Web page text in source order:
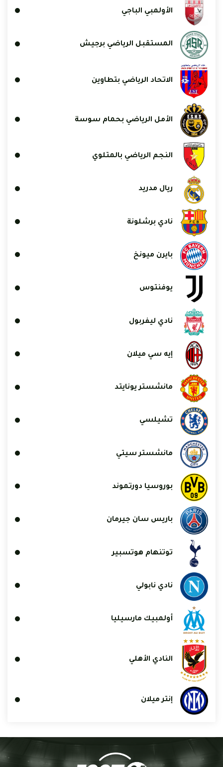
الأولمبي الباجي
المستقبل الرياضي برجيش
الاتحاد الرياضي بتطاوين
الأمل الرياضي بحمام سوسة
النجم الرياضي بالمتلوي
ريال مدريد
نادي برشلونة
بايرن ميونخ
يوفنتوس
نادي ليفربول
إيه سي ميلان
مانشستر يونايتد
تشيلسي
مانشستر سيتي
بوروسيا دورتموند
باريس سان جيرمان
توتنهام هوتسبير
نادي نابولي
أولمبيك مارسيليا
النادي الأهلي
إنتر ميلان